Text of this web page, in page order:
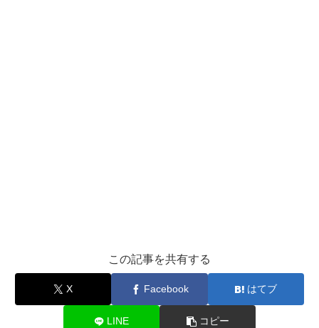
この記事を共有する
X Facebook はてブ
LINE コピー